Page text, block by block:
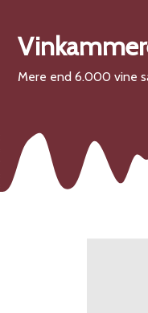
Mere end 6.000 vine